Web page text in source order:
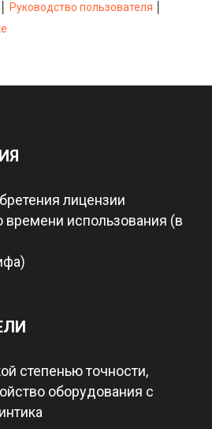
Руководство пользователя
лицензии
времени использования (в
степенью точности,
оборудования с